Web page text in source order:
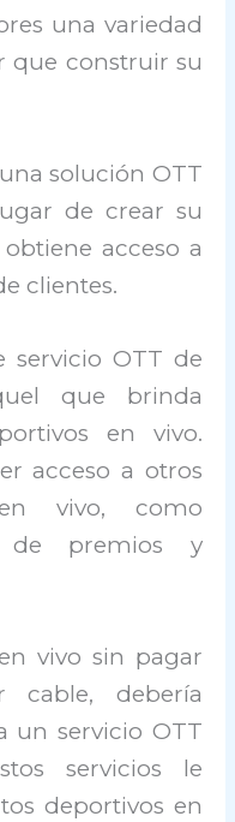
una variedad
que construir su
solución OTT
de crear su
acceso a
clientes.
OTT de
que brinda
en vivo.
acceso a otros
vivo, como
de premios y
vivo sin pagar
debería
un servicio OTT
servicios le
deportivos en